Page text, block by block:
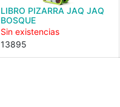
LIBRO PIZARRA JAQ JAQ
BOSQUE
Sin existencias
13895